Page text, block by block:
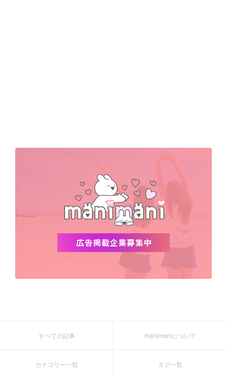
すべての記事 manimaniについて
カテゴリー一覧 タグ一覧